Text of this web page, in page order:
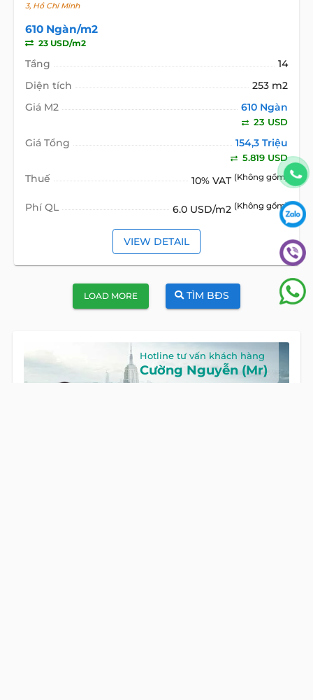
3, Hồ Chí Minh
610 Ngàn/m2
23 USD/m2
Tầng
14
Diện tích
253 m2
Giá M2
610 Ngàn
23 USD
Giá Tổng 154,3 Triệu
5.819 USD
Thuế 10% VAT (Không gồm)
Phí QL 6.0 USD/m2 (Không gồm)
VIEW DETAIL
LOAD MORE TÌM BĐS
Hotline tư vấn khách hàng
Cường Nguyễn (Mr)